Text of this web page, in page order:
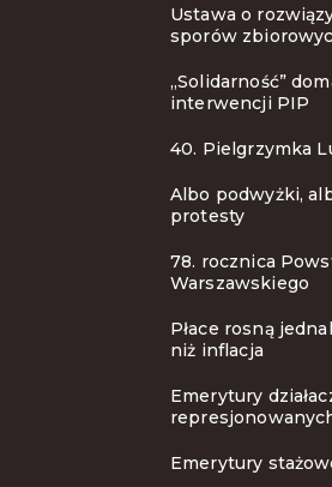
Ustawa o
sporów
„Solidarność”
interwencji PIP
40. Pielgrzymka
Albo podwyżki,
protesty
78. rocznica
Warszawskiego
Płace rosną
niż inflacja
Emerytury
Emerytury